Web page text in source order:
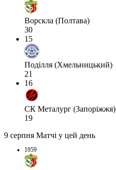
Ворскла (Полтава)
30
15
Поділля (Хмельницький)
21
16
СК Металург (Запоріжжя)
19
9 серпня Матчі у цей день
1959